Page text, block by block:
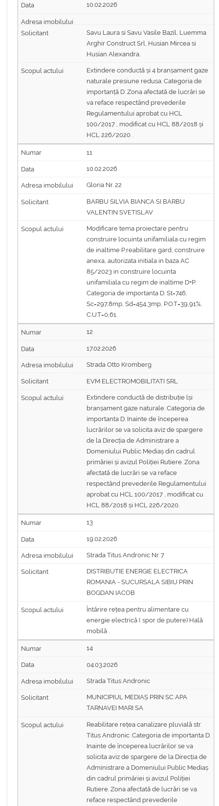
10.02.2026
Savu Laura si Savu Vasile Bazil, Luemma
Arghir Construct Srl, Husian Mircea si
Husian Alexandra.
Extindere conductă și 4 branșament gaze
naturale presiune redusa. Categoria de
importanță D. Zona afectată de lucrări se
va reface respectând prevederile
Regulamentului aprobat cu HCL
100/2017 , modificat cu HCL 88/2018 și
HCL 226/2020 .
11
10.02.2026
Gloria Nr. 22
BARBU SILVIA BIANCA SI BARBU
VALENTIN SVETISLAV
Modificare tema proiectare pentru
construire locuinta unifamiliala cu regim
de inaltime P,reabilitare gard, construire
anexa, autorizata initiala in baza AC
85/2023 in construire locuinta
unifamiliala cu regim de inaltime D+P.
Categoria de importanta D. St=746,
Sc=297,8mp, Sd=454,3mp, P.O.T=39,91%,
C.U.T=0,61.
12
17.02.2026
Strada Otto Kromberg
EVM ELECTROMOBILITATI SRL
Extindere conductă de distribuție lși
branșament gaze naturale. Categoria de
importanta D. Inainte de începerea
lucrărilor se va solicita aviz de spargere
de la Direcția de Administrare a
Domeniului Public Mediaș din cadrul
primăriei și avizul Poliției Rutiere. Zona
afectată de lucrări se va reface
respectând prevederile Regulamentului
aprobat cu HCL 100/2017 , modificat cu
HCL 88/2018 și HCL 226/2020.
13
19.02.2026
Strada Titus Andronic Nr. 7
DISTRIBUTIE ENERGIE ELECTRICA
ROMANIA - SUCURSALA SIBIU PRIN
BOGDAN IACOB
Întărire rețea pentru alimentare cu
energie electrică ( spor de putere) Hală
mobilă .
14
04.03.2026
Strada Titus Andronic
MUNICIPIUL MEDIAȘ PRIN SC APA
TARNAVEI MARI SA
Reabilitare rețea canalizare pluvială str.
Titus Andronic .Categoria de importanta D.
Inainte de începerea lucrărilor se va
solicita aviz de spargere de la Direcția de
Administrare a Domeniului Public Mediaș
din cadrul primăriei și avizul Poliției
Rutiere. Zona afectată de lucrări se va
reface respectând prevederile